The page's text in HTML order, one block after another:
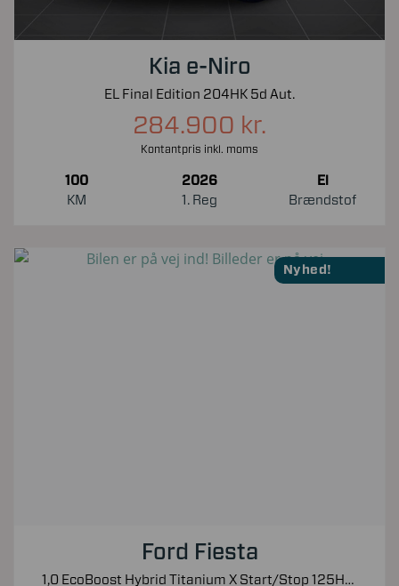
Kia e-Niro
EL Final Edition 204HK 5d Aut.
284.900 kr.
Kontantpris inkl. moms
100
KM
2026
1. Reg
El
Brændstof
Nyhed!
Ford Fiesta
1,0 EcoBoost Hybrid Titanium X Start/Stop 125HK 5d 6g